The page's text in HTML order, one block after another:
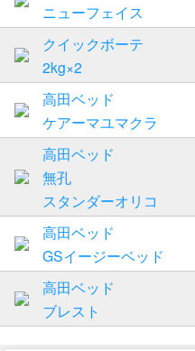
ニューフェイス
クイックボーテ
2kg×2
高田ベッド
ケアーマユマクラ
高田ベッド
無孔
スタンダーオリコ
高田ベッド
GSイージーベッド
高田ベッド
ブレスト